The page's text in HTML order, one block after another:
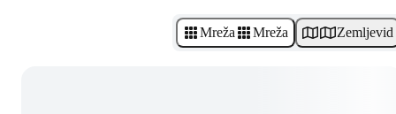
Mreža Mreža Zemljevid